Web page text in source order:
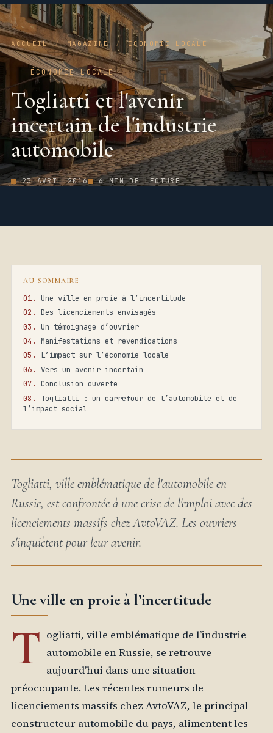
ACCUEIL / MAGAZINE / ÉCONOMIE LOCALE
ÉCONOMIE LOCALE
Togliatti et l'avenir
incertain de l'industrie
automobile
23 AVRIL 2016 6 MIN DE LECTURE
AU SOMMAIRE
Une ville en proie à l’incertitude
Des licenciements envisagés
Un témoignage d’ouvrier
Manifestations et revendications
L’impact sur l’économie locale
Vers un avenir incertain
Conclusion ouverte
Togliatti : un carrefour de l’automobile et de
l’impact social
Togliatti, ville emblématique de l'automobile en
Russie, est confrontée à une crise de l'emploi avec des
licenciements massifs chez AvtoVAZ. Les ouvriers
s'inquiètent pour leur avenir.
Une ville en proie à l’incertitude
T ogliatti, ville emblématique de l’industrie
automobile en Russie, se retrouve
aujourd’hui dans une situation
préoccupante. Les récentes rumeurs de
licenciements massifs chez AvtoVAZ, le principal
constructeur automobile du pays, alimentent les